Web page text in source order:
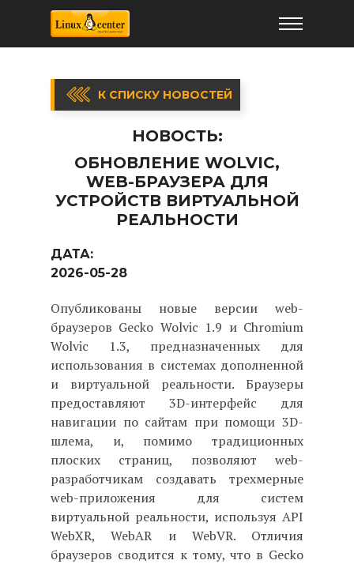
К СПИСКУ НОВОСТЕЙ
НОВОСТЬ:
ОБНОВЛЕНИЕ WOLVIC,
WEB-БРАУЗЕРА ДЛЯ
УСТРОЙСТВ ВИРТУАЛЬНОЙ
РЕАЛЬНОСТИ
ДАТА:
2026-05-28
Опубликованы новые версии web-
браузеров Gecko Wolvic 1.9 и Chromium
Wolvic 1.3, предназначенных для
использования в системах дополненной
и виртуальной реальности. Браузеры
предоставляют 3D-интерфейс для
навигации по сайтам при помощи 3D-
шлема, и, помимо традиционных
плоских страниц, позволяют web-
разработчикам создавать трехмерные
web-приложения для систем
виртуальной реальности, используя API
WebXR, WebAR и WebVR. Отличия
браузеров сводится к тому, что в Gecko